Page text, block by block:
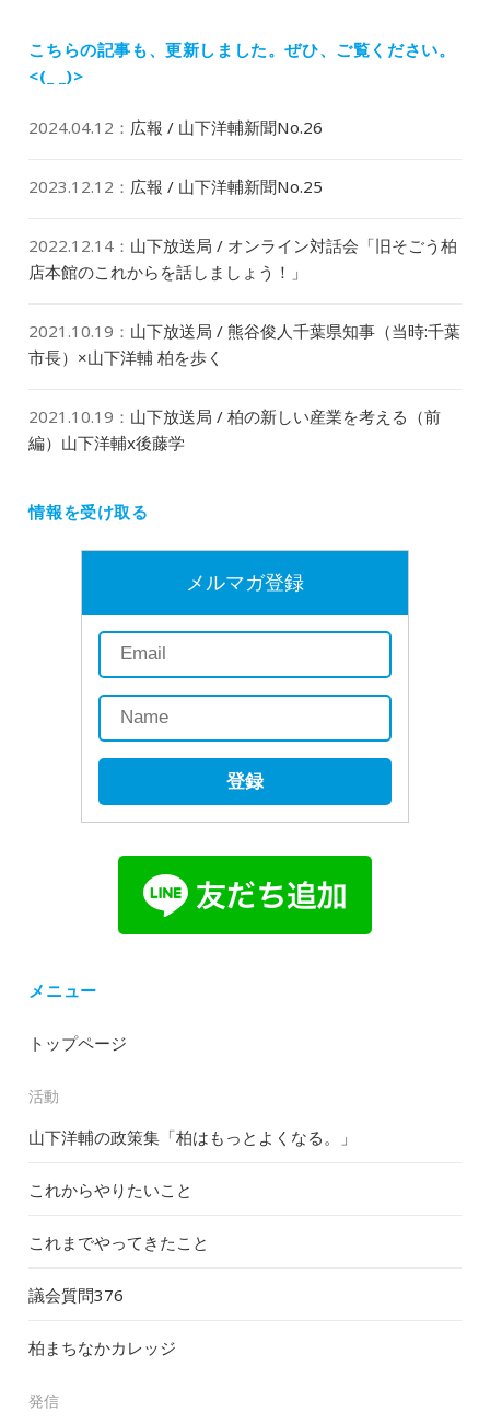
ン
稿:
こちらの記事も、更新しました。ぜひ、ご覧ください。
<(_ _)>
2024.04.12 ： 広報 / 山下洋輔新聞No.26
2023.12.12 ： 広報 / 山下洋輔新聞No.25
2022.12.14 ： 山下放送局 / オンライン対話会「旧そごう柏
店本館のこれからを話しましょう！」
2021.10.19 ： 山下放送局 / 熊谷俊人千葉県知事（当時:千葉
市長）×山下洋輔 柏を歩く
2021.10.19 ： 山下放送局 / 柏の新しい産業を考える（前
編）山下洋輔x後藤学
情報を受け取る
メルマガ登録
登録
メニュー
トップページ
活動
山下洋輔の政策集「柏はもっとよくなる。」
これからやりたいこと
これまでやってきたこと
議会質問376
柏まちなかカレッジ
発信